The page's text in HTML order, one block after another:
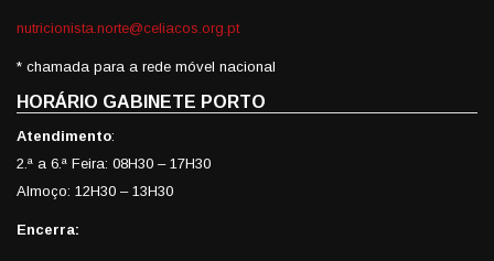
nutricionista.norte@celiacos.org.pt
* chamada para a rede móvel nacional
HORÁRIO GABINETE PORTO
Atendimento:
2.ª a 6.ª Feira: 08H30 – 17H30
Almoço: 12H30 – 13H30
Encerra: